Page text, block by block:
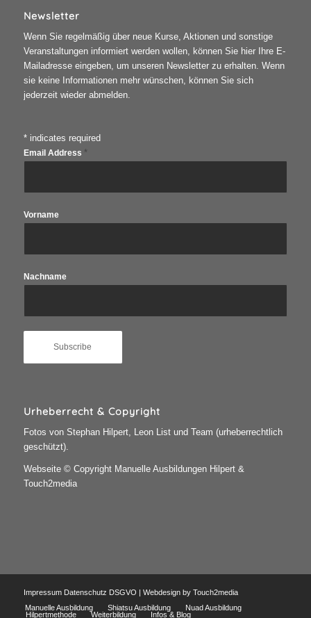
Newsletter
Wenn Sie regelmäßig über neue Kurse, Aktionen und sonstige
Veranstaltungen informiert werden wollen, können Sie hier Ihre E-
Mailadresse eingeben, um unseren Newsletter zu erhalten. Wenn
sie keine Informationen mehr wünschen, können Sie sich
jederzeit wieder abmelden.
*indicates required
Email Address *
Vorname
Nachname
Urheberrecht & Copyright
Fotos von Stephan Hilpert, Leon List und Team (urheberrechtlich
geschützt).
Webseite © Copyright Manuelle Ausbildungen Hilpert &
Touch2media
Impressum Datenschutz DSGVO | Webdesign by Touch2media
Manuelle Ausbildung
Shiatsu Ausbildung
Nuad Ausbildung
Hilpertmethode
Weiterbildung Infos & Blog